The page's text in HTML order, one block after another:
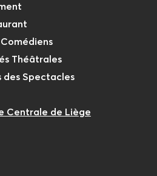
Comédiens
Théâtrales
des Spectacles
Centrale de Liège